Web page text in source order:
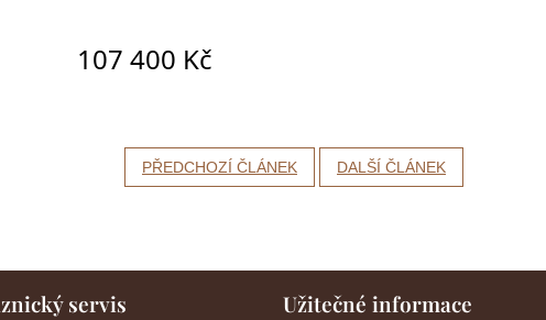
PŘEDCHOZÍ ČLÁNEK DALŠÍ ČLÁNEK
servis Užitečné informace